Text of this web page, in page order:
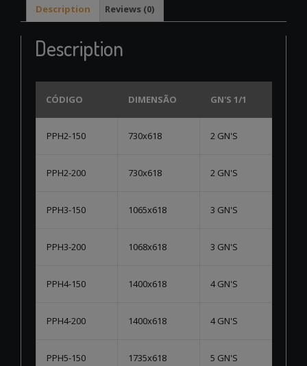
Description Reviews (0)
Description
CÓDIGO DIMENSÃO GN'S 1/1
PPH2-150 730x618 2 GN'S
PPH2-200 730x618 2 GN'S
PPH3-150 1065x618 3 GN'S
PPH3-200 1068x618 3 GN'S
PPH4-150 1400x618 4 GN'S
PPH4-200 1400x618 4 GN'S
PPH5-150 1735x618 5 GN'S